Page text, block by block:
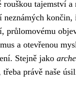
rouškou tajemství a
neznámých
průlomovému
a otevřenou
Stejně jako
právě naše